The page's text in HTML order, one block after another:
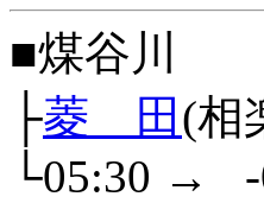
■煤谷川
├菱 田 (相
└05:30 →
-